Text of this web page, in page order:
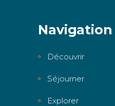
Navigation
Découvrir
Séjourner
Explorer